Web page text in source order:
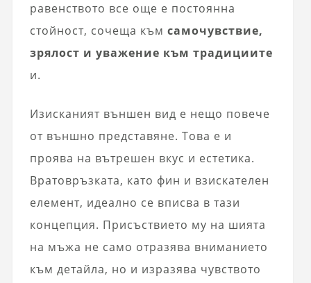
равенството все още е постоянна
стойност, сочеща към самочувствие,
зрялост и уважение към традициите
и.
Изисканият външен вид е нещо повече
от външно представяне. Това е и
проява на вътрешен вкус и естетика.
Вратовръзката, като фин и взискателен
елемент, идеално се вписва в тази
концепция. Присъствието му на шията
на мъжа не само отразява вниманието
към детайла, но и изразява чувството